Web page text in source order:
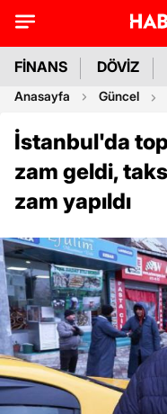
FİNANS DÖVİZ
Anasayfa Güncel
İstanbul'da
zam geldi,
zam yapıldı